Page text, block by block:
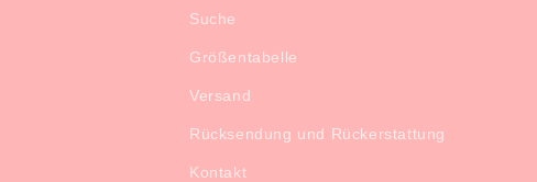
Suche
Größentabelle
Versand
Rücksendung und Rückerstattung
Kontakt